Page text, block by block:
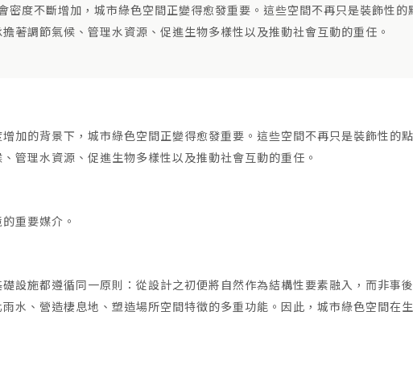
密度不斷增加，城市綠色空間正變得愈發重要。這些空間不再只是裝飾性的
著調節氣候、管理水資源、促進生物多樣性以及推動社會互動的重任。
加的背景下，城市綠色空間正變得愈發重要。這些空間不再只是裝飾性的點
管理水資源、促進生物多樣性以及推動社會互動的重任。
重要媒介。
設施都遵循同一原則：從設計之初便將自然作為結構性要素融入，而非事
水、營造棲息地、塑造場所空間特徵的多重功能。因此，城市綠色空間在生